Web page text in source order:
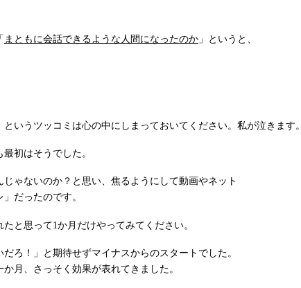
まともに会話できるような人間になったのか 」というと、
というツッコミは心の中にしまっておいてください。私が泣きます
初はそうでした。
ゃないのか？と思い、焦るようにして動画やネット
だったのです。
と思って1か月だけやってみてください。
ろ！」と期待せずマイナスからのスタートでした。
月、さっそく効果が表れてきました。